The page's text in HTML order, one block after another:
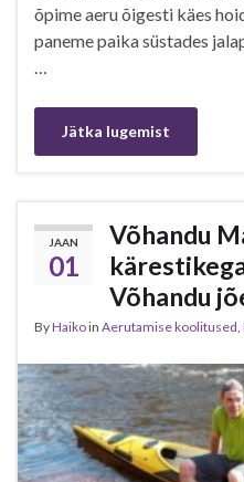
õpime aeru õigesti käes
paneme paika süstades
…
Jätka lugemist
JAAN
01
Võhandu
Võhandu
ByHaikoin Aerutamise koolitused,